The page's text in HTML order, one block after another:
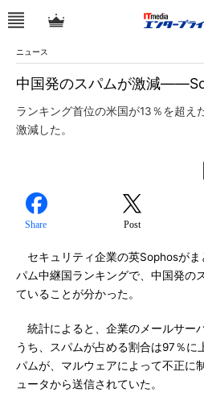
ニュース
中国発のスパムが激減
ランキング首位の米国が13％を超え
激減した。
Share Post
セキュリティ企業の英Sophosがま
パム中継国ランキングで、中国発の
ていることが分かった。
統計によると、企業のメールサー
うち、スパムが占める割合は97％に
パムが、マルウェアによって不正に
ュータから送信されていた。